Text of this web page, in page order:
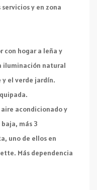
y en zona
con hogar a leña y
iluminación natural
y el verde jardín.
acondicionado y
más 3
uno de ellos en
Más dependencia